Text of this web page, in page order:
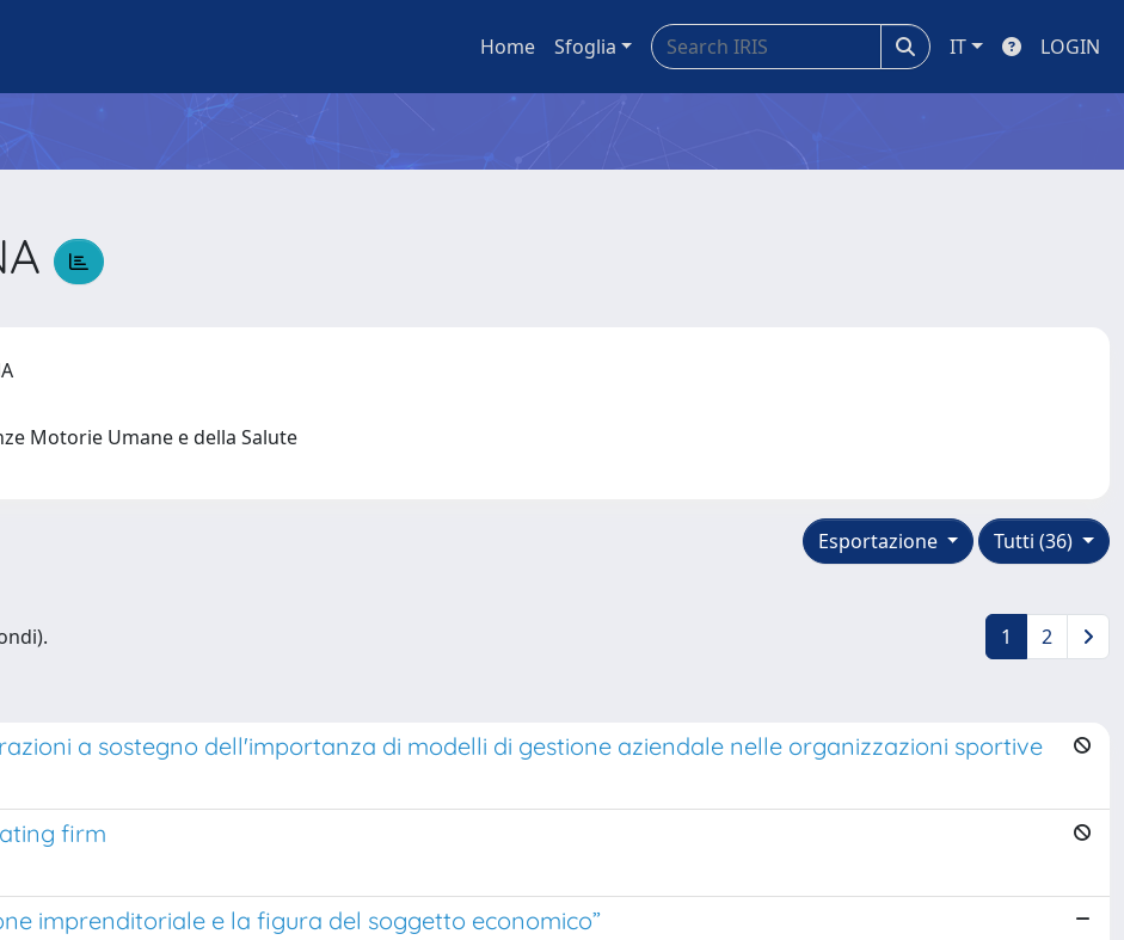
Home Sfoglia IT LOGIN
Motorie Umane e della Salute
Tutti (36)
Esportazione
1 2
a sostegno dell'importanza di modelli di gestione aziendale nelle organizzazioni sportive
firm
imprenditoriale e la figura del soggetto economico”